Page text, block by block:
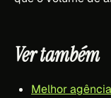
Ver também
Melhor